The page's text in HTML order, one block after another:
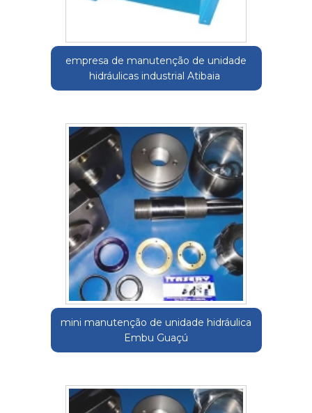
empresa de manutenção de unidade
hidráulicas industrial Atibaia
mini manutenção de unidade hidráulica
Embu Guaçú